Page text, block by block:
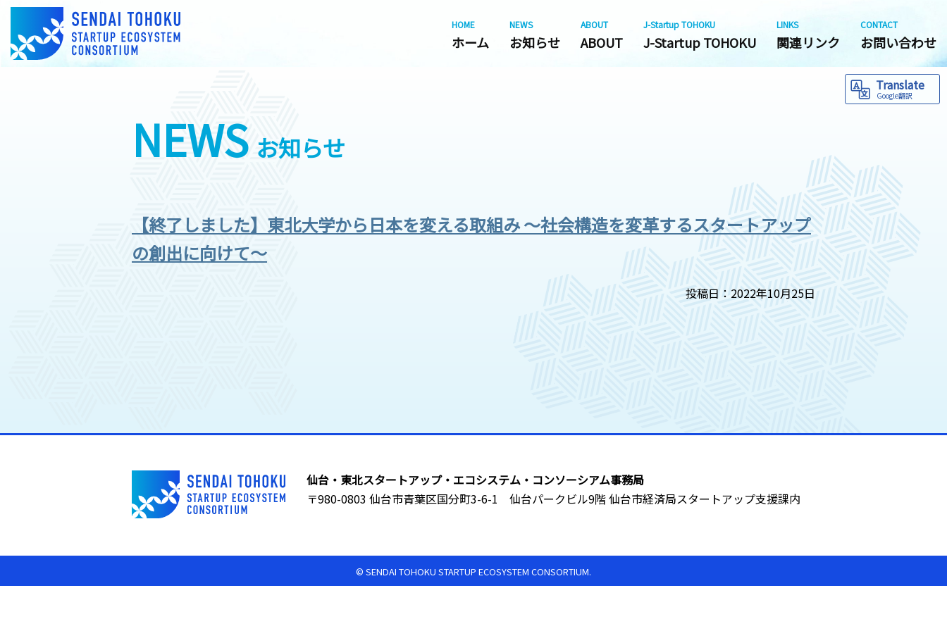
HOME
ホーム
NEWS
お知らせ
ABOUT
ABOUT
J-Startup TOHOKU
J-Startup TOHOKU
LINKS
関連リンク
CONTACT
お問い合わせ
Translate
Google翻訳
NEWS お知らせ
【終了しました】東北大学から日本を変える取組み ～社会構造を変革するスタートアップ
の創出に向けて～
投稿日：2022年10月25日
仙台・東北スタートアップ・エコシステム・コンソーシアム事務局
〒980-0803 仙台市青葉区国分町3-6-1 仙台パークビル9階 仙台市経済局スタートアップ支援課内
© SENDAI TOHOKU STARTUP ECOSYSTEM CONSORTIUM.